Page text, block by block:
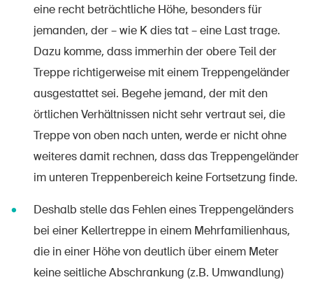
eine recht beträchtliche Höhe, besonders für
jemanden, der – wie K dies tat – eine Last trage.
Dazu komme, dass immerhin der obere Teil der
Treppe richtigerweise mit einem Treppengeländer
ausgestattet sei. Begehe jemand, der mit den
örtlichen Verhältnissen nicht sehr vertraut sei, die
Treppe von oben nach unten, werde er nicht ohne
weiteres damit rechnen, dass das Treppengeländer
im unteren Treppenbereich keine Fortsetzung finde.
Deshalb stelle das Fehlen eines Treppengeländers
bei einer Kellertreppe in einem Mehrfamilienhaus,
die in einer Höhe von deutlich über einem Meter
keine seitliche Abschrankung (z.B. Umwandlung)